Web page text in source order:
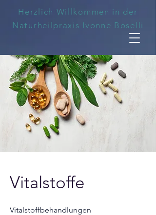
Herzlich Willkommen in der
Naturheilpraxis Ivonne Boselli
Vitalstoffe
Vitalstoffbehandlungen